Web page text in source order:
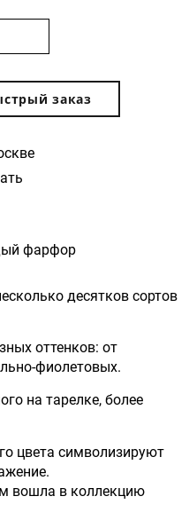
заказ
фарфор
десятков сортов
оттенков: от
фиолетовых.
на тарелке, более
цвета символизируют
вошла в коллекцию